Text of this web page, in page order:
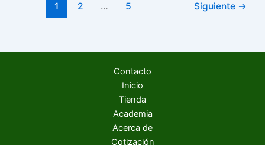
1 2 … 5 Siguiente →
Contacto
Inicio
Tienda
Academia
Acerca de
Cotización